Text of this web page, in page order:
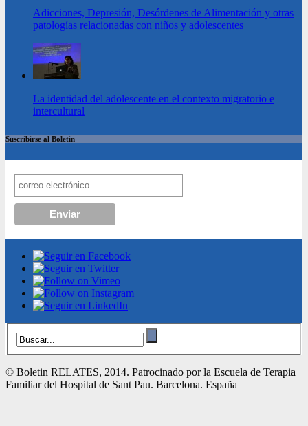
Adicciones, Depresión, Desórdenes de Alimentación y otras
patologías relacionadas con niños y adolescentes
La identidad del adolescente en el contexto migratorio e
intercultural
Suscribirse al Boletin
© Boletin RELATES, 2014. Patrocinado por la Escuela de Terapia
Familiar del Hospital de Sant Pau. Barcelona. España